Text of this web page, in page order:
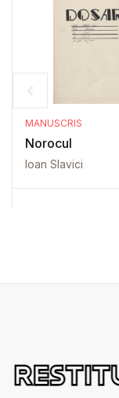
MANUSCRIS
Norocul
Ioan Slavici